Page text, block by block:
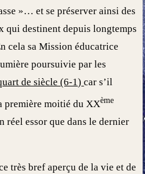
»… et se préserver ainsi des
qui destinent depuis longtemps
cela sa Mission éducatrice
poursuivie par les
de siècle (6-1)car s’il
première moitié du XXème
réel essor que dans le dernier
très bref aperçu de la vie et de